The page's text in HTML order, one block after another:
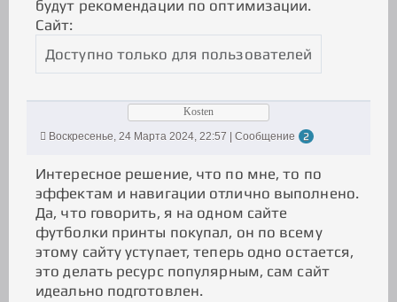
будут рекомендации по оптимизации.
Сайт:
Доступно только для пользователей
Kosten
Воскресенье, 24 Марта 2024, 22:57 | Сообщение
2
Интересное решение, что по мне, то по
эффектам и навигации отлично выполнено.
Да, что говорить, я на одном сайте
футболки принты покупал, он по всему
этому сайту уступает, теперь одно остается,
это делать ресурс популярным, сам сайт
идеально подготовлен.